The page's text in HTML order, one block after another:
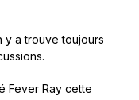
y a trouve toujours
Fever Ray cette